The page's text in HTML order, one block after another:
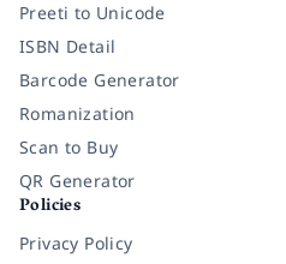
Preeti to Unicode
ISBN Detail
Barcode Generator
Romanization
Scan to Buy
QR Generator
Policies
Privacy Policy